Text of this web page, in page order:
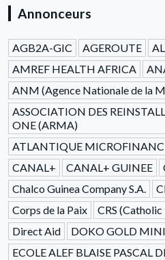
Annonceurs
AGB2A-GIC AGEROUTE
AMREF HEALTH AFRICA
ANM (Agence Nationale de la
ASSOCIATION DES
ONE (ARMA)
ATLANTIQUE
CANAL+
CANAL+ GUINEE
Chalco Guinea Company S.A.
Corps de la Paix
CRS
Direct Aid
DOKO GOLD
ECOLE ALEF BLAISE PASCAL